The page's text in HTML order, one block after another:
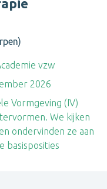
vzw
2026
Vormgeving (IV)
We kijken
ondervinden ze aan
basisposities